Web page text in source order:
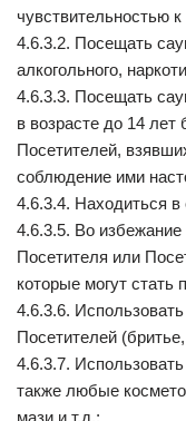
чувствительностью
4.6.3.2. Посещать
алкогольного,
4.6.3.3. Посещать
в возрасте до 14
Посетителей,
соблюдение ими
4.6.3.4. Находиться в
4.6.3.5. Во
Посетителя или
которые могут стать
4.6.3.6.
Посетителей
4.6.3.7.
также любые
мази и т.д.;